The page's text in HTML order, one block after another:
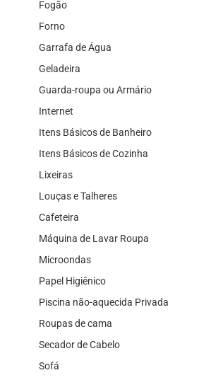
Fogão
Forno
Garrafa de Água
Geladeira
Guarda-roupa ou Armário
Internet
Itens Básicos de Banheiro
Itens Básicos de Cozinha
Lixeiras
Louças e Talheres
Cafeteira
Máquina de Lavar Roupa
Microondas
Papel Higiênico
Piscina não-aquecida Privada
Roupas de cama
Secador de Cabelo
Sofá